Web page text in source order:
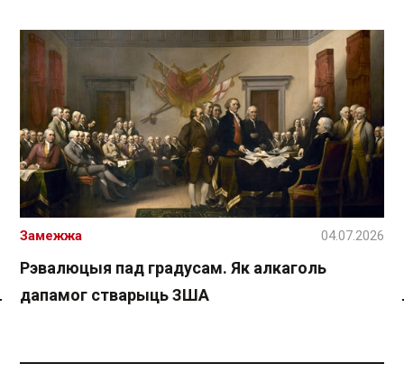
Рэвалюцыя пад градусам. Як алкаголь
дапамог стварыць ЗША
Замежжа 04.07.2026